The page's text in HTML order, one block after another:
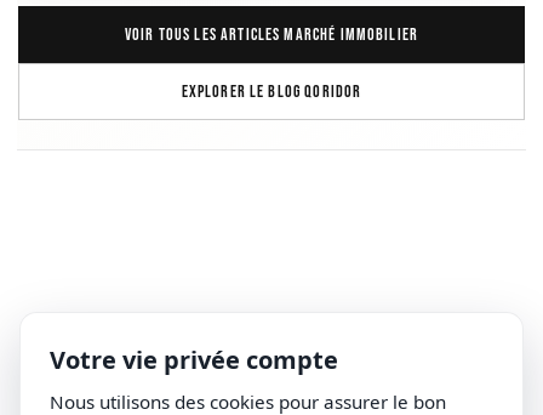
VOIR TOUS LES ARTICLES MARCHÉ IMMOBILIER
EXPLORER LE BLOG QORIDOR
Votre vie privée compte
Nous utilisons des cookies pour assurer le bon